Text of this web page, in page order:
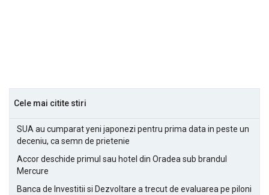
Cele mai citite stiri
SUA au cumparat yeni japonezi pentru prima data in peste un
deceniu, ca semn de prietenie
Accor deschide primul sau hotel din Oradea sub brandul
Mercure
Banca de Investitii si Dezvoltare a trecut de evaluarea pe piloni